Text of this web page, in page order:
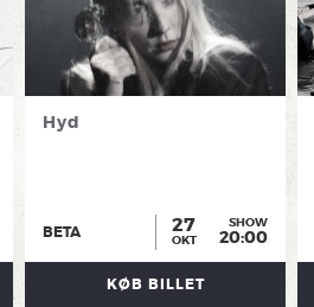
Hyd
BETA 27
OKT
SHOW
20:00
KØB BILLET